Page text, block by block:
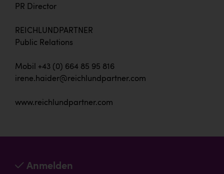
PR Director
REICHLUNDPARTNER
Public Relations
Mobil +43 (0) 664 85 95 816
irene.haider@reichlundpartner.com
www.reichlundpartner.com
Anmelden